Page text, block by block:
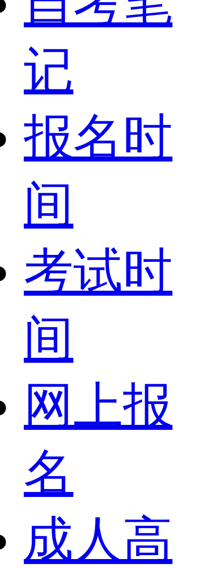
记
报名时
间
考试时
间
网上报
名
成人高